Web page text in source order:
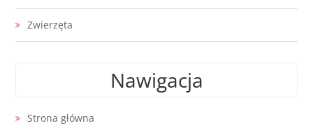
Zwierzęta
Nawigacja
Strona główna